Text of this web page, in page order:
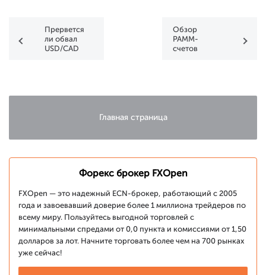
Прервется
ли обвал
USD/CAD
Обзор
PAMM-
счетов
Главная страница
Форекс брокер FXOpen
FXOpen — это надежный ECN-брокер, работающий с 2005
года и завоевавший доверие более 1 миллиона трейдеров по
всему миру. Пользуйтесь выгодной торговлей с
минимальными спредами от 0,0 пункта и комиссиями от 1,50
долларов за лот. Начните торговать более чем на 700 рынках
уже сейчас!